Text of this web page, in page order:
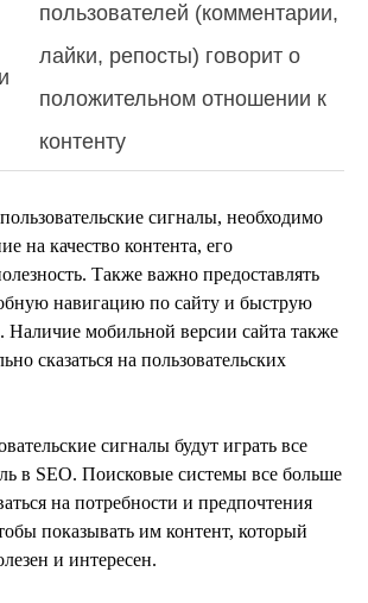
пользователей (комментарии,
лайки, репосты) говорит о
положительном отношении к
контенту
сигналы, необходимо
на качество контента, его
Также важно предоставлять
навигацию по сайту и быструю
Наличие мобильной версии сайта также
сказаться на пользовательских
сигналы будут играть все
в SEO. Поисковые системы все больше
на потребности и предпочтения
показывать им контент, который
и интересен.